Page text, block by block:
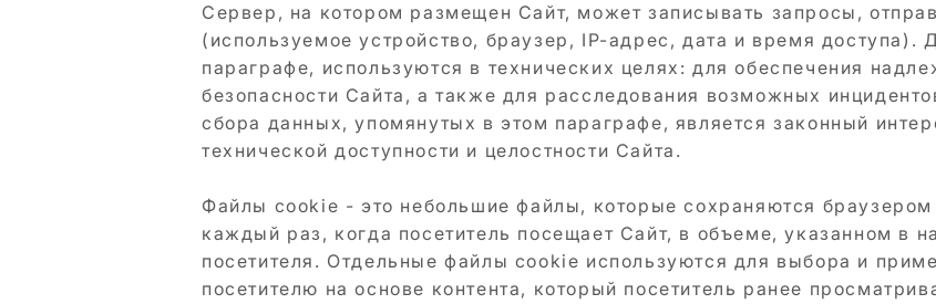
Сервер, на котором размещен Сайт, может записывать запросы,
(используемое устройство, браузер, IP-адрес, дата и время доступа).
параграфе, используются в технических целях: для обеспечения
безопасности Сайта, а также для расследования возможных
сбора данных, упомянутых в этом параграфе, является законный
технической доступности и целостности Сайта.
Файлы cookie - это небольшие файлы, которые сохраняются браузером
каждый раз, когда посетитель посещает Сайт, в объеме, указанном в
посетителя. Отдельные файлы cookie используются для выбора и
посетителю на основе контента, который посетитель ранее